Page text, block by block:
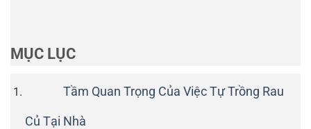
MỤC LỤC
Tầm Quan Trọng Của Việc Tự Trồng Rau
Củ Tại Nhà